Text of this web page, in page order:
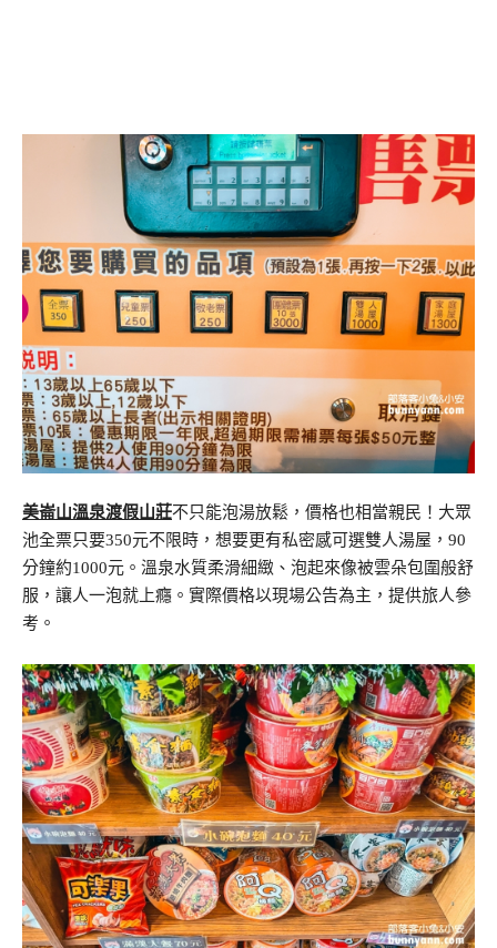
美崙山溫泉渡假山莊不只能泡湯放鬆，價格也相當親民！大眾
池全票只要350元不限時，想要更有私密感可選雙人湯屋，90
分鐘約1000元。溫泉水質柔滑細緻、泡起來像被雲朵包圍般舒
服，讓人一泡就上癮。實際價格以現場公告為主，提供旅人參
考。